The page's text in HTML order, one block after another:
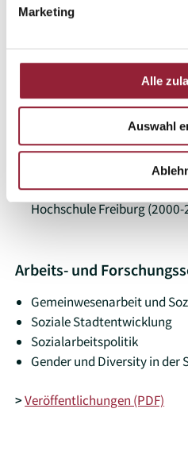
Marketing
Alle
Auswahl
Sozialwissenschaften der
Lehrbeauftragter für
Lehrbeauftragter für
Sozialen Arbeit an der
Freiburg (2007-2014)
Sozialarbeiter im Bereich
öffentlichen und freien
Studium der Sozialen
Hochschule Freiburg (2000-
Arbeits- und
Gemeinwesenarbeit und
Soziale Stadtentwicklung
Sozialarbeitspolitik
Gender und Diversity in der
>Veröffentlichungen (PDF)